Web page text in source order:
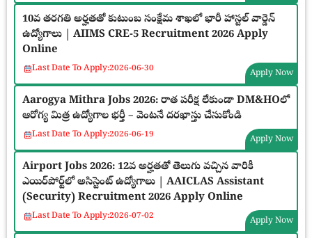
10వ తరగతి అర్హతతో కుటుంబ సంక్షేమ శాఖలో భారీ హాస్టల్ వార్డెన్
ఉద్యోగాలు | AIIMS CRE-5 Recruitment 2026 Apply
Online
Last Date To Apply:2026-06-30 Apply Now
Aarogya Mithra Jobs 2026: రాత పరీక్ష లేకుండా DM&HOలో
ఆరోగ్య మిత్ర ఉద్యోగాల భర్తీ – వెంటనే దరఖాస్తు చేసుకోండి
Last Date To Apply:2026-06-19 Apply Now
Airport Jobs 2026: 12వ అర్హతతో తెలుగు వచ్చిన వారికీ
ఎయిర్‌పోర్ట్‌లో అసిస్టెంట్ ఉద్యోగాలు | AAICLAS Assistant
(Security) Recruitment 2026 Apply Online
Last Date To Apply:2026-07-02 Apply Now